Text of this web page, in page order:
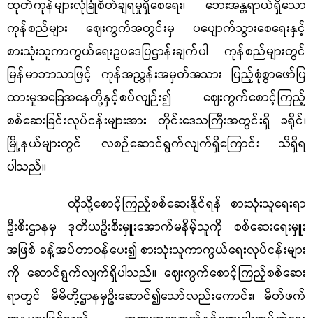
ထုတ်ကုန်များလုံခြုံစိတ်ချရမှုရှိစေရေး၊ ဘေးအန္တရာယ်ရှိသော
ကုန်စည်များ ဈေးကွက်အတွင်းမှ ပပျောက်သွားစေရေးနှင့်
စားသုံးသူကာကွယ်ရေးဥပဒေပြဌာန်းချက်ပါ ကုန်စည်များတွင်
မြန်မာဘာသာဖြင့် ကုန်အညွှန်းအမှတ်အသား ပြည့်စုံစွာဖော်ပြ
ထားမှုအခြေအနေတို့နှင့်စပ်လျဉ်း၍ ဈေးကွက်စောင့်ကြည့်
စစ်ဆေးခြင်းလုပ်ငန်းများအား တိုင်းဒေသကြီးအတွင်းရှိ ခရိုင်၊
မြို့နယ်များတွင် လစဉ်ဆောင်ရွက်လျက်ရှိကြောင်း သိရှိရ
ပါသည်။
ထိုသို့စောင့်ကြည့်စစ်ဆေးနိုင်ရန် စားသုံးသူရေးရာ
ဦးစီးဌာနမှ ဒုတိယဦးစီးမှူးအောက်မနိမ့်သူကို စစ်ဆေးရေးမှူး
အဖြစ် ခန့်အပ်တာဝန်ပေး၍ စားသုံးသူကာကွယ်ရေးလုပ်ငန်းများ
ကို ဆောင်ရွက်လျက်ရှိပါသည်။ ဈေးကွက်စောင့်ကြည့်စစ်ဆေး
ရာတွင် မိမိတို့ဌာနမှဦးဆောင်၍သော်လည်းကောင်း၊ မိတ်ဖက်